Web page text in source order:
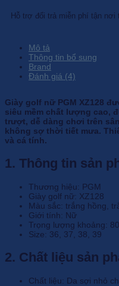
Hỗ trợ đổi trả miễn phí tận nơi
Mô tả
Thông tin bổ sung
Brand
Đánh giá (4)
Giày golf nữ PGM XZ128
siêu mềm chất lượng cao,
trượt, dễ dàng chơi trên
không sợ thời tiết mưa.
và cá tính.
1. Thông tin sản
Thương hiệu: PGM
Giày golf nữ: XZ128
Màu sắc: trắng hồng,
Giới tính: Nữ
Trọng lượng khoảng:
Size: 36, 37, 38, 39
2. Chất liệu sản
Chất liệu: Da sợi nhỏ